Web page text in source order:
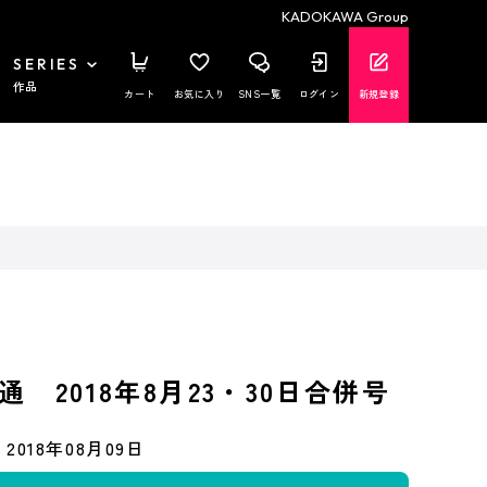
KADOKAWA Group
SERIES
作品 カート お気に入り SNS一覧 ログイン 新規登録
2018年8月23・30日合併号
2018年08月09日